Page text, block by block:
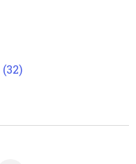
(32)